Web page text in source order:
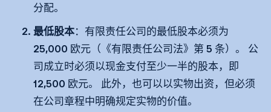
分配。
最低股本：有限责任公司的最低股本必须为
25,000 欧元（《有限责任公司法》第 5 条）。 公
司成立时必须以现金支付至少一半的股本，即
12,500 欧元。 此外，也可以以实物出资，但必须
在公司章程中明确规定实物的价值。